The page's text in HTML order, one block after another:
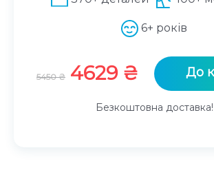
6+ років
5450₴ Оригінальна
5450 ₴.
4629 ₴
ціна:
4629 ₴.
До
Безкоштовна доставка!